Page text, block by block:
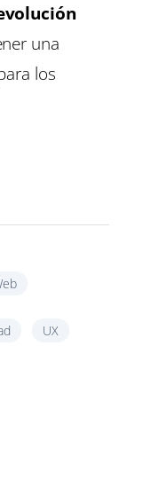
una
los
UX